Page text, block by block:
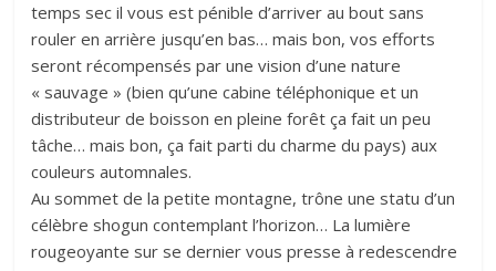
temps sec il vous est pénible d’arriver au bout sans
rouler en arrière jusqu’en bas… mais bon, vos efforts
seront récompensés par une vision d’une nature
« sauvage » (bien qu’une cabine téléphonique et un
distributeur de boisson en pleine forêt ça fait un peu
tâche… mais bon, ça fait parti du charme du pays) aux
couleurs automnales.
Au sommet de la petite montagne, trône une statu d’un
célèbre shogun contemplant l’horizon… La lumière
rougeoyante sur se dernier vous presse à redescendre